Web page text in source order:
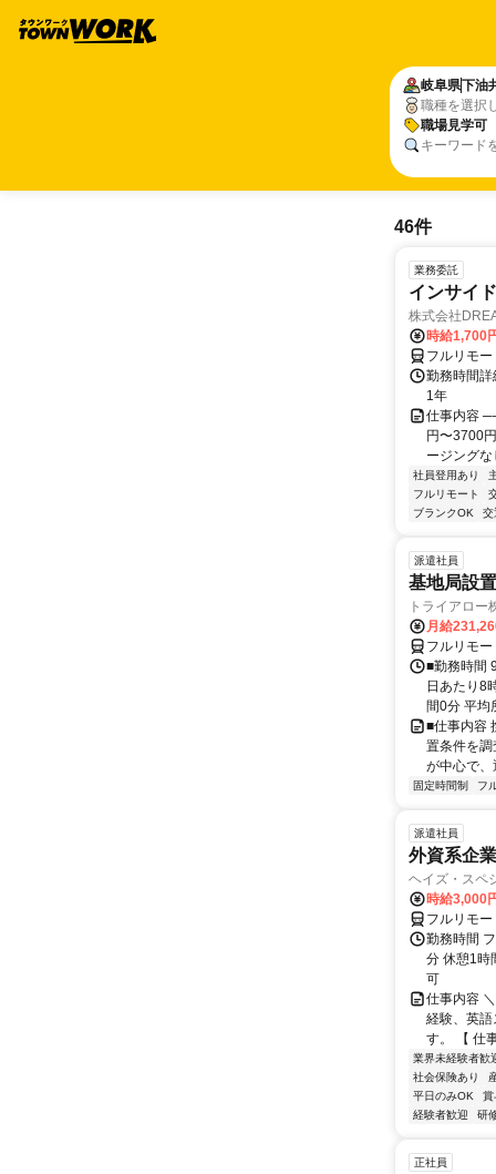
岐阜県下油
職種を選択
職場見学可
キーワード
46件
業務委託
インサイ
株式会社
時給1,700
フルリモー
勤務時間詳
1年
仕事内容
円〜3700
ージング
社員登用あり
フルリモート
ブランクOK
交
派遣社員
基地局設
トライアロー
月給
フルリモー
■勤務時間
日あたり8
間0分 平均
■仕事内容
置条件を
が中心で
固定時間制 フ
派遣社員
外資系企
ヘイズ・スペ
時給3,000
フルリモー
勤務時間
分 休憩1時
可
仕事内容
経験、英
す。 【 仕
業界未経験者歓
社会保険あり
平日のみOK
賞
経験者歓迎
研
正社員